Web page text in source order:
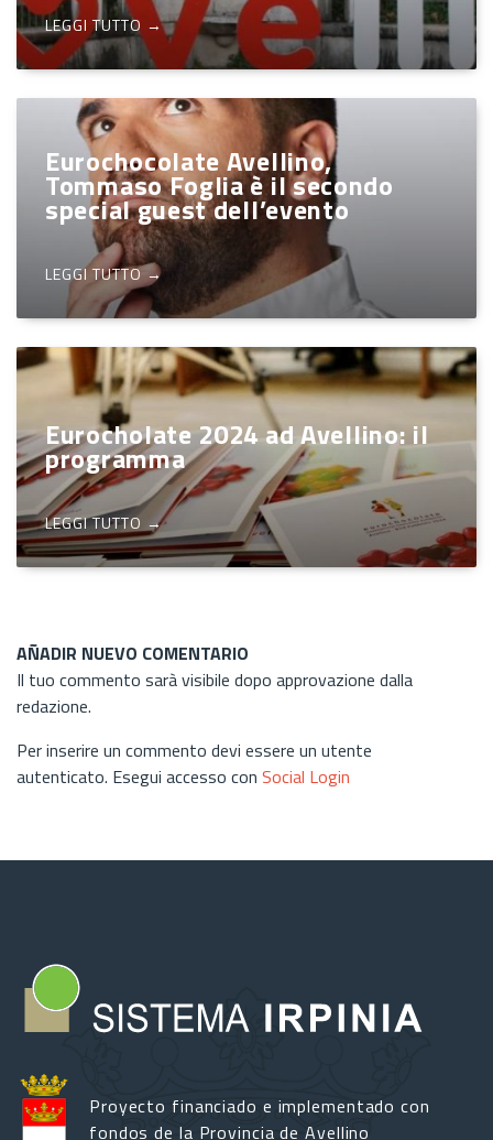
LEGGI TUTTO →
Eurochocolate Avellino,
Tommaso Foglia è il secondo
special guest dell’evento
LEGGI TUTTO →
Eurocholate 2024 ad Avellino: il
programma
LEGGI TUTTO →
AÑADIR NUEVO COMENTARIO
Il tuo commento sarà visibile dopo approvazione dalla
redazione.
Per inserire un commento devi essere un utente
autenticato. Esegui accesso con Social Login
Proyecto financiado e implementado con
fondos de la Provincia de Avellino